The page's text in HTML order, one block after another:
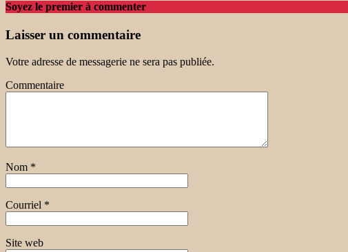
Soyez le premier à commenter
Laisser un commentaire
Votre adresse de messagerie ne sera pas publiée.
Commentaire
Nom *
Courriel *
Site web